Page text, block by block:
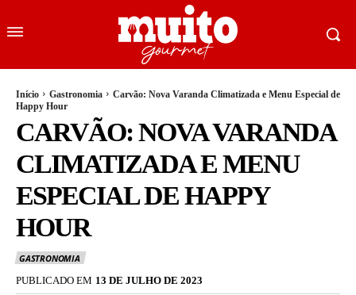
Início Gastronomia
Carvão: Nova Varanda Climatizada e Menu Especial de
Happy Hour
CARVÃO: NOVA VARANDA
CLIMATIZADA E MENU
ESPECIAL DE HAPPY
HOUR
GASTRONOMIA
PUBLICADO EM 13 DE JULHO DE 2023